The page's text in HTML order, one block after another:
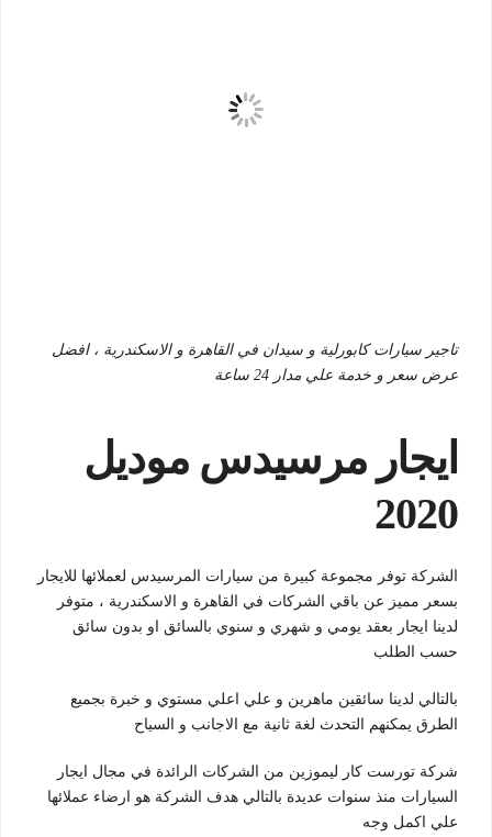
تاجير سيارات كابورلية و سيدان في القاهرة و الاسكندرية ، افضل
عرض سعر و خدمة علي مدار 24 ساعة
ايجار مرسيدس موديل
2020
الشركة توفر مجموعة كبيرة من سيارات المرسيدس لعملائها للايجار
بسعر مميز عن باقي الشركات في القاهرة و الاسكندرية ، متوفر
لدينا ايجار بعقد يومي و شهري و سنوي بالسائق او بدون سائق
حسب الطلب
بالتالي لدينا سائقين ماهرين و علي اعلي مستوي و خبرة بجميع
الطرق يمكنهم التحدث لغة ثانية مع الاجانب و السياح
شركة تورست كار ليموزين من الشركات الرائدة في مجال ايجار
السيارات منذ سنوات عديدة بالتالي هدف الشركة هو ارضاء عملائها
علي اكمل وجه